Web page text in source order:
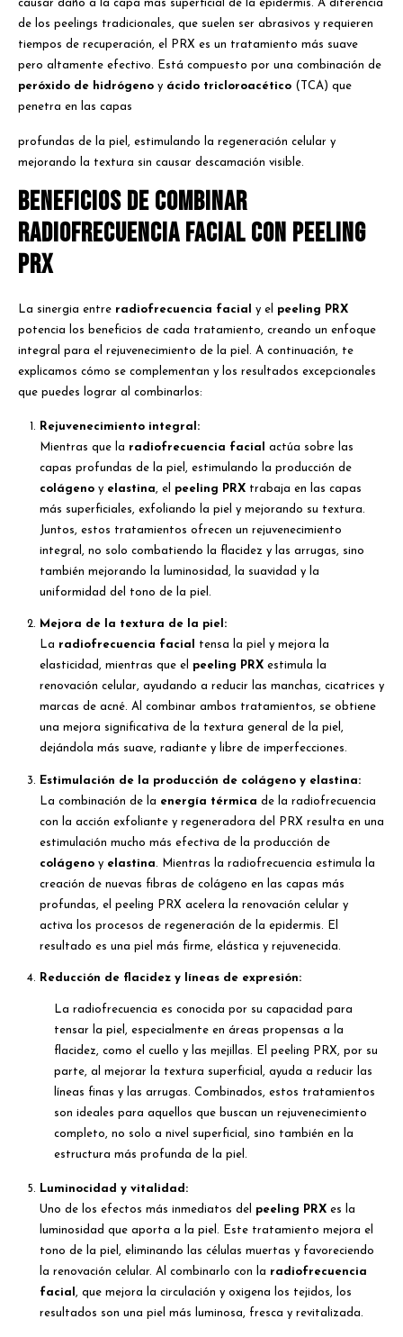
causar daño a la capa más superficial de la epidermis. A diferencia
de los peelings tradicionales, que suelen ser abrasivos y requieren
tiempos de recuperación, el PRX es un tratamiento más suave
pero altamente efectivo. Está compuesto por una combinación de
peróxido de hidrógeno y ácido tricloroacético (TCA) que
penetra en las capas
profundas de la piel, estimulando la regeneración celular y
mejorando la textura sin causar descamación visible.
Beneficios de combinar
radiofrecuencia facial con peeling
PRX
La sinergia entre radiofrecuencia facial y el peeling PRX
potencia los beneficios de cada tratamiento, creando un enfoque
integral para el rejuvenecimiento de la piel. A continuación, te
explicamos cómo se complementan y los resultados excepcionales
que puedes lograr al combinarlos:
Rejuvenecimiento integral:
Mientras que la radiofrecuencia facialactúa sobre las
capas profundas de la piel, estimulando la producción de
colágenoy elastina, el peeling PRX trabaja en las capas
más superficiales, exfoliando la piel y mejorando su textura.
Juntos, estos tratamientos ofrecen un rejuvenecimiento
integral, no solo combatiendo la flacidez y las arrugas, sino
también mejorando la luminosidad, la suavidad y la
uniformidad del tono de la piel.
Mejora de la textura de la piel:
La radiofrecuencia facial tensa la piel y mejora la
elasticidad, mientras que el peeling PRXestimula la
renovación celular, ayudando a reducir las manchas, cicatrices y
marcas de acné. Al combinar ambos tratamientos, se obtiene
una mejora significativa de la textura general de la piel,
dejándola más suave, radiante y libre de imperfecciones.
Estimulación de la producción de colágeno y elastina:
La combinación de la energía térmicade la radiofrecuencia
con la acción exfoliante y regeneradora del PRX resulta en una
estimulación mucho más efectiva de la producción de
colágenoy elastina
. Mientras la radiofrecuencia estimula la
creación de nuevas fibras de colágeno en las capas más
profundas, el peeling PRX acelera la renovación celular y
activa los procesos de regeneración de la epidermis. El
resultado es una piel más firme, elástica y rejuvenecida.
Reducción de flacidez y líneas de expresión:
La radiofrecuencia es conocida por su capacidad para
tensar la piel, especialmente en áreas propensas a la
flacidez, como el cuello y las mejillas. El peeling PRX, por su
parte, al mejorar la textura superficial, ayuda a reducir las
líneas finas y las arrugas. Combinados, estos tratamientos
son ideales para aquellos que buscan un rejuvenecimiento
completo, no solo a nivel superficial, sino también en la
estructura más profunda de la piel.
Luminocidad y vitalidad:
Uno de los efectos más inmediatos del peeling PRXes la
luminosidad que aporta a la piel. Este tratamiento mejora el
tono de la piel, eliminando las células muertas y favoreciendo
la renovación celular. Al combinarlo con la radiofrecuencia
facial, que mejora la circulación y oxigena los tejidos, los
resultados son una piel más luminosa, fresca y revitalizada.